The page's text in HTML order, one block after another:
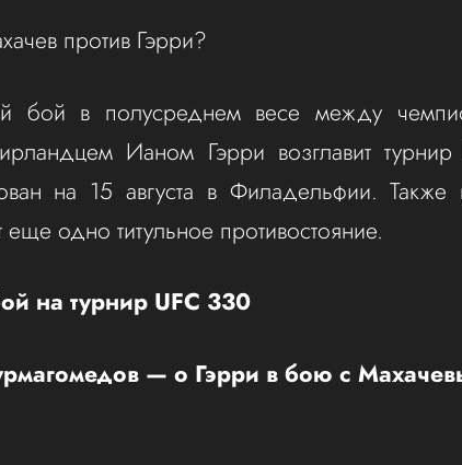
против Гэрри?
бой в полусреднем весе между
Ианом Гэрри возглавит турнир
на 15 августа в Филадельфии. Также
одно титульное противостояние.
на турнир UFC 330
— о Гэрри в бою с